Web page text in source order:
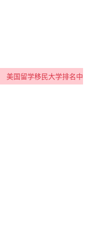
美国留学移民大学排名中